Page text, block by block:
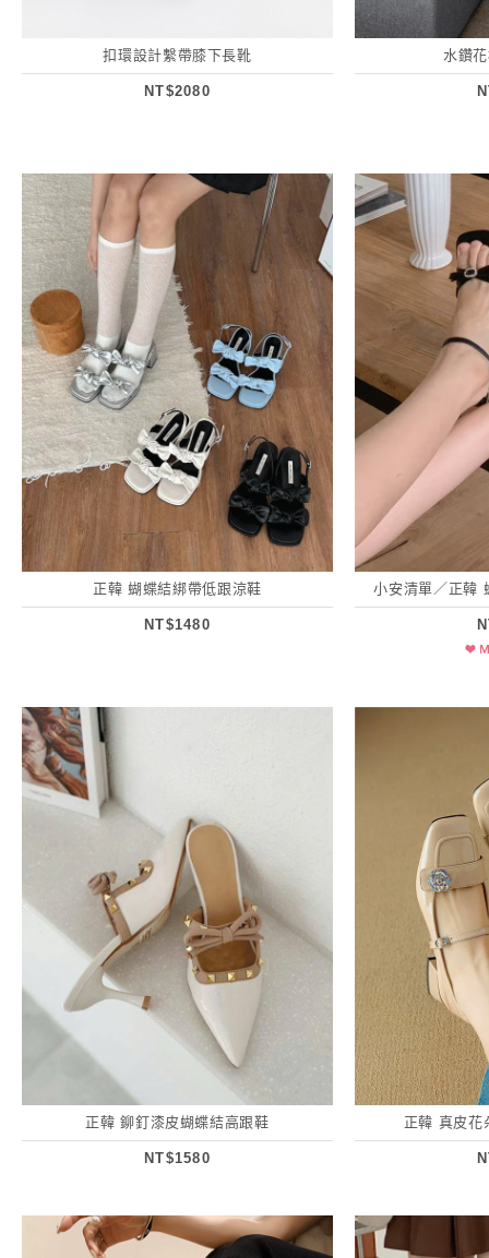
扣環設計繫帶膝下長靴
NT$2080
水鑽
正韓 蝴蝶結綁帶低跟涼鞋
NT$1480
小安清單／正韓
正韓 鉚釘漆皮蝴蝶結高跟鞋
NT$1580
正韓 真皮花